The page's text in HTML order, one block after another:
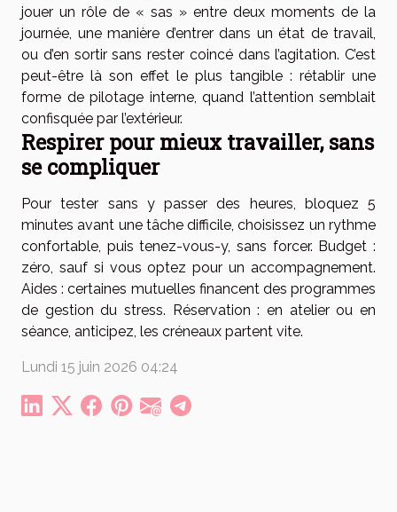
jouer un rôle de « sas » entre deux moments de la
journée, une manière d’entrer dans un état de travail,
ou d’en sortir sans rester coincé dans l’agitation. C’est
peut-être là son effet le plus tangible : rétablir une
forme de pilotage interne, quand l’attention semblait
confisquée par l’extérieur.
Respirer pour mieux travailler, sans
se compliquer
Pour tester sans y passer des heures, bloquez 5
minutes avant une tâche difficile, choisissez un rythme
confortable, puis tenez-vous-y, sans forcer. Budget :
zéro, sauf si vous optez pour un accompagnement.
Aides : certaines mutuelles financent des programmes
de gestion du stress. Réservation : en atelier ou en
séance, anticipez, les créneaux partent vite.
Lundi 15 juin 2026 04:24